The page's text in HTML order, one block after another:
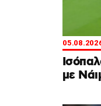
με